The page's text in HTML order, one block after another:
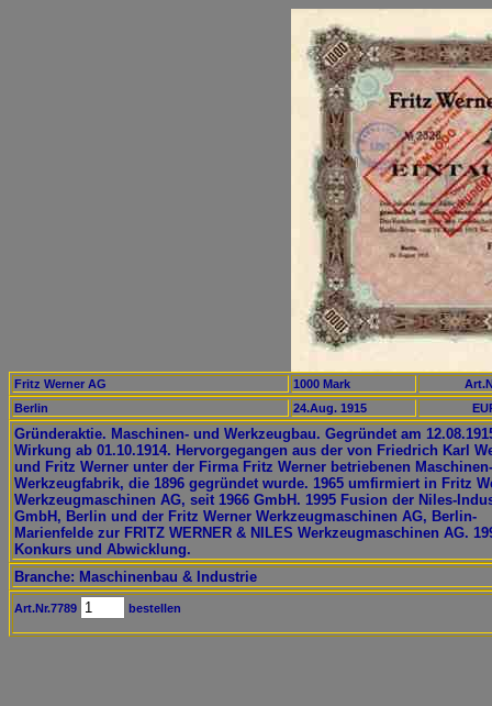
Fritz Werner AG 1000 Mark
Berlin
24.Aug. 1915
Gründeraktie. Maschinen- und Werkzeugbau. Gegründet am
Wirkung ab 01.10.1914. Hervorgegangen aus der von Friedrich Karl
und Fritz Werner unter der Firma Fritz Werner betriebenen
Werkzeugfabrik, die 1896 gegründet wurde. 1965 umfirmiert in Fritz
Werkzeugmaschinen AG, seit 1966 GmbH. 1995 Fusion der Niles-
GmbH, Berlin und der Fritz Werner Werkzeugmaschinen AG, Berlin-
Marienfelde zur FRITZ WERNER & NILES Werkzeugmaschinen AG.
Konkurs und Abwicklung.
Branche: Maschinenbau & Industrie
Art.Nr.7789 bestellen